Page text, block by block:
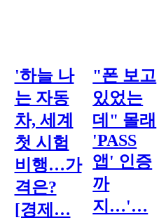
'하늘 나
는 자동
차, 세계
첫 시험
비행…가
격은?
[경제…
"폰 보고
있었는
데" 몰래
'PASS
앱' 인증
까
지…'…